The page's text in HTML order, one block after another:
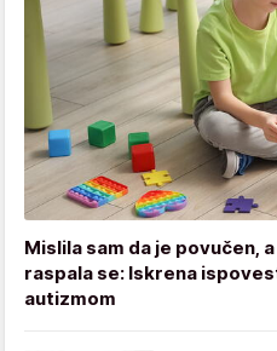
Mislila sam da je povučen,
raspala se: Iskrena
autizmom